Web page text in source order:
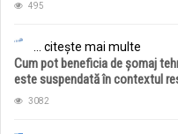
495
... citește mai multe
Cum pot beneficia de șomaj
este suspendată în contextul
3082